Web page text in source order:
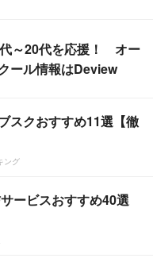
～20代を応援！ オー
ール情報はDeview
スクおすすめ11選【徹
ング
ービスおすすめ40選